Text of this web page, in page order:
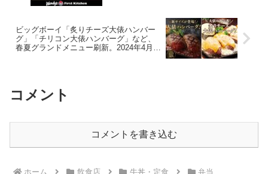
ビッグボーイ「炙りチーズ大俵ハンバー
グ」「チリコン大俵ハンバーグ」など、
春夏グランドメニュー刷新。2024年4月18
コメント
コメントを書き込む
ホーム 飲食店 牛丼・定食 弁当